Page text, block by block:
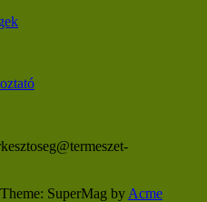
Theme: SuperMag by Acme